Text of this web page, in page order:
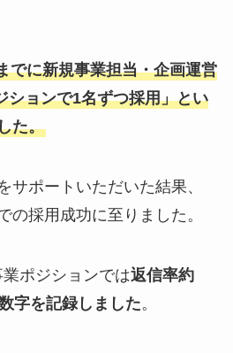
でに新規事業担当・企画運営
ションで1名ずつ採用」とい
た。
サポートいただいた結果、
の採用成功に至りました。
ポジションでは返信率約
字を記録しました。